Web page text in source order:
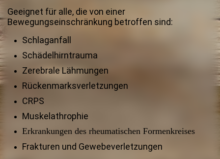
Geeignet für alle, die von einer
Bewegungseinschränkung betroffen sind:
Schlaganfall
Schädelhirntrauma
Zerebrale Lähmungen
Rückenmarksverletzungen
CRPS
Muskelathrophie
Erkrankungen des rheumatischen Formenkreises
Frakturen und Gewebeverletzungen